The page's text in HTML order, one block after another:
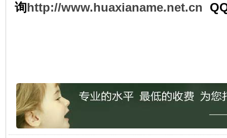
询http://www.huaxianame.net.cn